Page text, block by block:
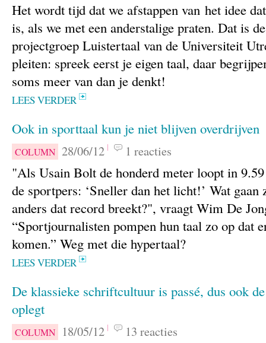
Het wordt tijd dat we afstappen van het idee
is, als we met een anderstalige praten. Dat is
projectgroep Luistertaal van de Universiteit
pleiten: spreek eerst je eigen taal, daar
soms meer van dan je denkt!
LEES VERDER
Ook in sporttaal kun je niet blijven overdrijven
COLUMN 28/06/12 1 reacties
"Als Usain Bolt de honderd meter loopt in
de sportpers: ‘Sneller dan het licht!’ Wat gaan
anders dat record breekt?", vraagt Wim De
“Sportjournalisten pompen hun taal zo op dat
komen.” Weg met die hypertaal?
LEES VERDER
De klassieke schriftcultuur is passé, dus ook
oplegt
COLUMN 18/05/12 13 reacties